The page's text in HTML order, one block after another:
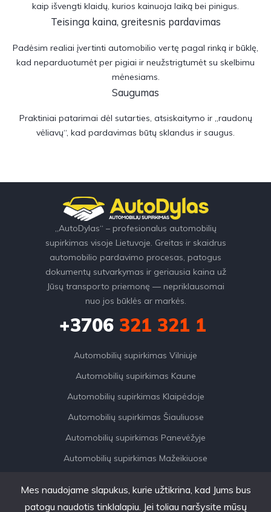
kaip išvengti klaidų, kurios kainuoja laiką bei pinigus.
Teisinga kaina, greitesnis pardavimas
Padėsim realiai įvertinti automobilio vertę pagal rinką ir būklę,
kad neparduotumėt per pigiai ir neužstrigtumėt su skelbimu
mėnesiams.
Saugumas
Praktiniai patarimai dėl sutarties, atsiskaitymo ir „raudonų
vėliavų“, kad pardavimas būtų sklandus ir saugus.
„AutoDylas“ – profesionalus automobilių
supirkimas visoje Lietuvoje. Greitas ir skaidrus
automobilio pardavimo procesas, patogus
dokumentų sutvarkymas ir geriausia kaina už
Jūsų transporto priemonę — nepriklausomai
nuo jos būklės ar markės.
+3706321 321 1
Automobilių supirkimas Vilniuje
Automobilių supirkimas Kaune
Automobilių supirkimas Klaipėdoje
Automobilių supirkimas Šiauliuose
Automobilių supirkimas Panevėžyje
Automobilių supirkimas Mažeikiuose
Mes naudojame slapukus, kurie užtikrina, kad Jums bus
patogu naudotis tinklalapiu. Jei toliau naršysite mūsų